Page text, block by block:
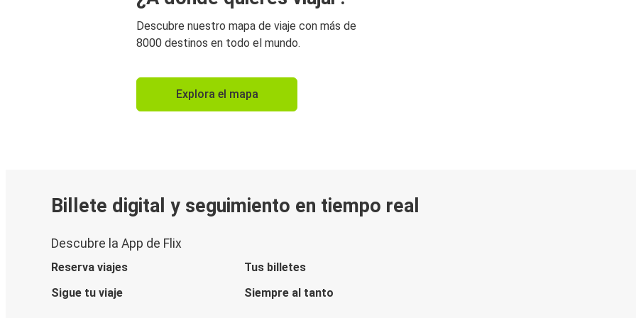
Descubre nuestro mapa de viaje con más de
8000 destinos en todo el mundo.
Explora el mapa
Billete digital y seguimiento en tiempo real
Descubre la App de Flix
Reserva viajes
Tus billetes
Sigue tu viaje
Siempre al tanto